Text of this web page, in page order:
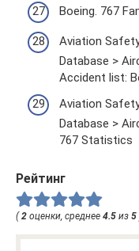
Boeing. 767
Aviation
Database >
Accident list:
Aviation
Database >
767 Statistics
Рейтинг
(2 оценки, среднее 4.5 из 5